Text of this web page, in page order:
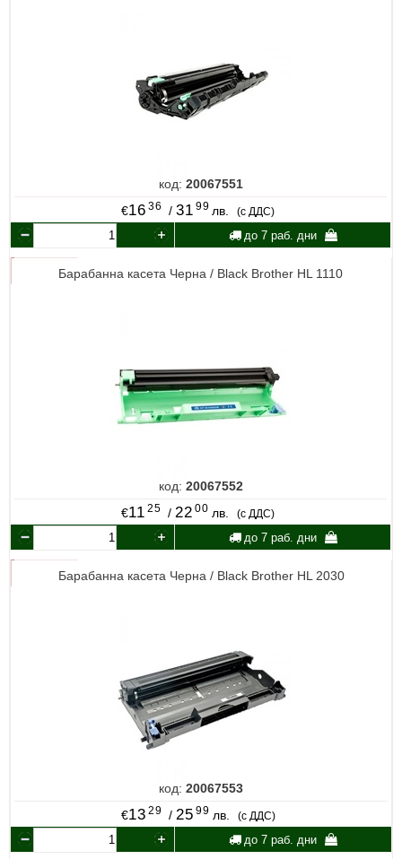
код: 20067551
€16 36 / 31 99 лв. (с ДДС)
до 7 раб. дни
Барабанна касета Черна / Black Brother HL 1110
код: 20067552
€11 25 / 22 00 лв. (с ДДС)
до 7 раб. дни
Барабанна касета Черна / Black Brother HL 2030
код: 20067553
€13 29 / 25 99 лв. (с ДДС)
до 7 раб. дни